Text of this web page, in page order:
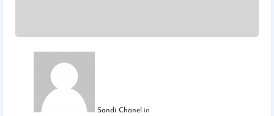
Sandi Chanel